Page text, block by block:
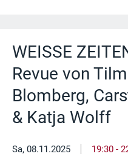
WEISSE
Revue von
Blomberg,
& Katja Wolff
Sa, 08.11.2025 | 19:30 -